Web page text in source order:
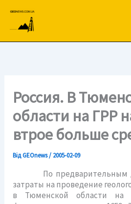
вмісту
Россия. В
области на ГРР
втрое больше
ВідGEOnews/ 2005-02-09
По предварительным
затраты на проведение
в Тюменской области на